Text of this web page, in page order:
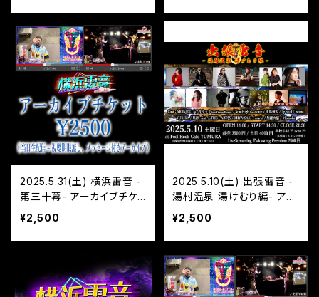
2025.5.31(土) 横浜雷音 -
第三十幕- アーカイブチケ
ット
¥2,500
2025.5.10(土) 出張雷音 -
湯村温泉 湯けむり編- アー
カイブチケット
¥2,500